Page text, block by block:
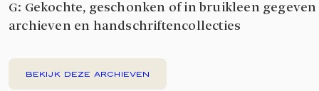
G: Gekochte, geschonken of in bruikleen gegeven
archieven en handschriftencollecties
BEKIJK DEZE ARCHIEVEN